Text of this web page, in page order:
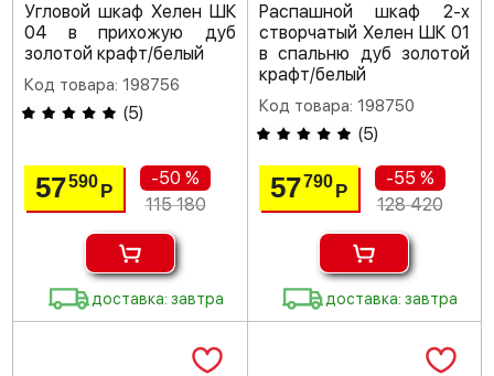
Угловой шкаф Хелен ШК
04 в прихожую дуб
золотой крафт/белый
Код товара: 198756
(5)
57590Р
-50 %
115 180
доставка: завтра
Распашной шкаф 2-х
створчатый Хелен ШК 01
в спальню дуб золотой
крафт/белый
Код товара: 198750
(5)
57790 Р
-55 %
128 420
доставка: завтра